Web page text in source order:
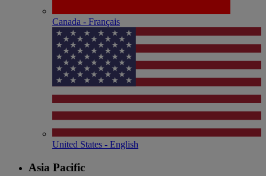
Canada - Français
United States - English
Asia Pacific